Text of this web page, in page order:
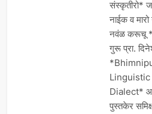
संस्कृतीरो*
नाईक व
नवंळ करूचू
गुरू प्रा.
Dialect*
पुस्तकेर